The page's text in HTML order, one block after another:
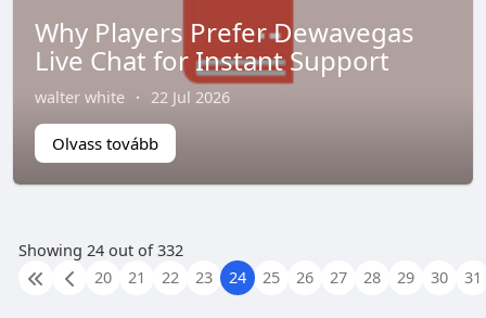
Why Players Prefer Dewavegas
Live Chat for Instant Support
walter white · 22 Jul 2026
Olvass tovább
Showing 24 out of 332
20
21 22 23 24 25 26 27 28 29 30 31